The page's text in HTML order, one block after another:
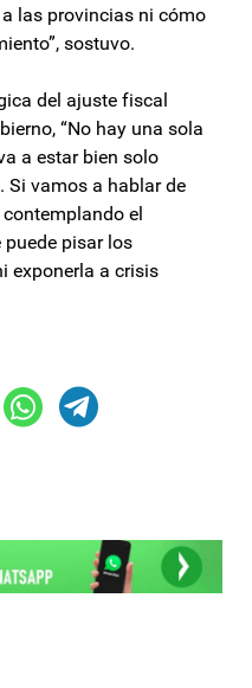
las provincias ni cómo
sostuvo.
del ajuste fiscal
“No hay una sola
a estar bien solo
Si vamos a hablar de
el
puede pisar los
exponerla a crisis
el aumento de jubilaciones
La dura advertencia de